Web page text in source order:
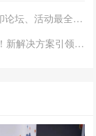
上一篇：倒计时13天：TCT亚洲展超60场3D打印论坛、活动最全名单
下一篇：工业级/高速/稳定/大尺寸/FFF 3D打印！新解决方案引领制造新篇章